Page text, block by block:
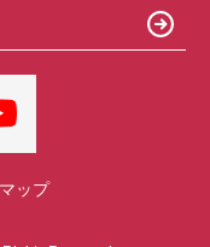
ップ